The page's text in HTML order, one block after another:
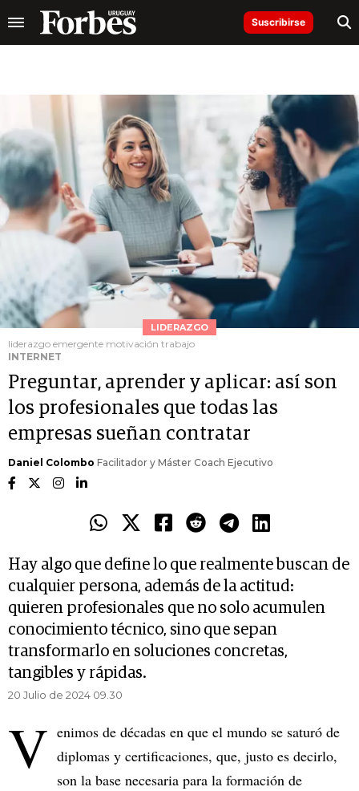
Suscribirse
LIDERAZGO
liderazgo emergente motivación trabajo
INTERNET
Preguntar, aprender y aplicar: así son
los profesionales que todas las
empresas sueñan contratar
Daniel Colombo Facilitador y Máster Coach Ejecutivo
Hay algo que define lo que realmente buscan de
cualquier persona, además de la actitud:
quieren profesionales que no solo acumulen
conocimiento técnico, sino que sepan
transformarlo en soluciones concretas,
tangibles y rápidas.
20 Julio de 2024 09.30
V enimos de décadas en que el mundo se saturó de
diplomas y certificaciones, que, justo es decirlo,
son la base necesaria para la formación de